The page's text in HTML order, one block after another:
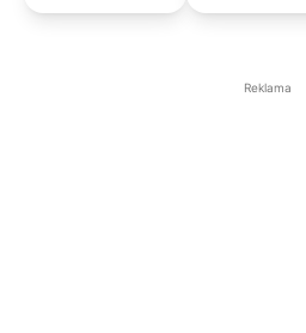
Reklama